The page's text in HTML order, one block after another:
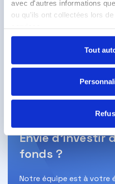
avec d'autres informations
ou qu'ils ont collectées lors
Tout
Sustainable Bonds by
gestion financière
Découvrir
Toutes nos actualités
Envie d’investir
fonds ?
Notre équipe est à votre